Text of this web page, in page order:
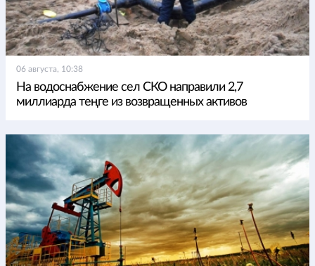
06 августа, 10:38
На водоснабжение сел СКО направили 2,7
миллиарда теңге из возвращенных активов